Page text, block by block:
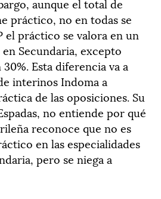
aunque el total de
práctico, no en todas se
el práctico se valora en un
Secundaria, excepto
Esta diferencia va a
interinos Indoma a
de las oposiciones. Su
no entiende por qué
reconoce que no es
en las especialidades
pero se niega a